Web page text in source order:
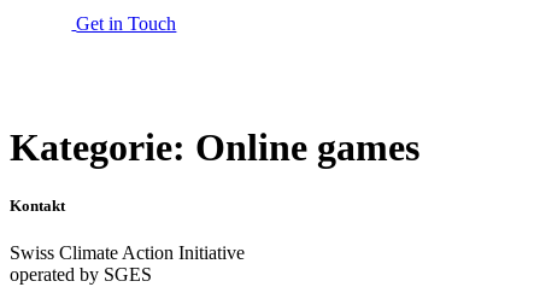
Get in Touch
Kategorie: Online games
Kontakt
Swiss Climate Action Initiative
operated by SGES